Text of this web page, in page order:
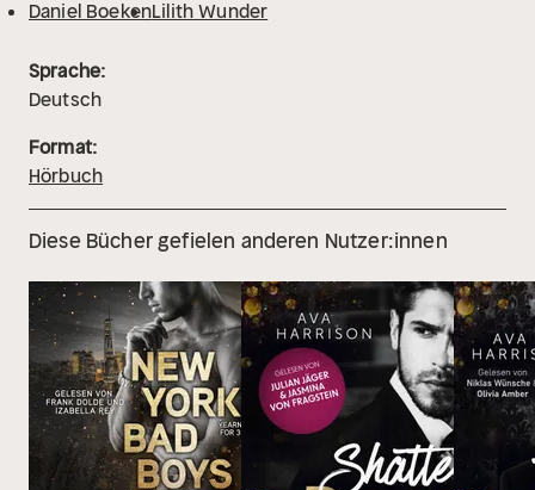
Daniel BoekenLilith Wunder
Sprache:
Deutsch
Format:
Hörbuch
Diese Bücher gefielen anderen Nutzer:innen